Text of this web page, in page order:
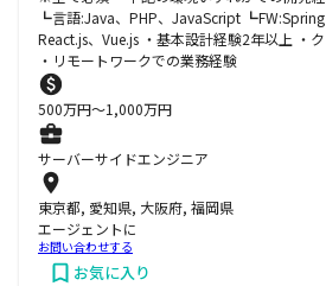
┗言語:Java、PHP、JavaScript ┗FW:Spring
React.js、Vue.js ・基本設計経験2年以上 ・
・リモートワークでの業務経験
500万円〜1,000万円
サーバーサイドエンジニア
東京都, 愛知県, 大阪府, 福岡県
エージェントに
お問い合わせする
お気に入り